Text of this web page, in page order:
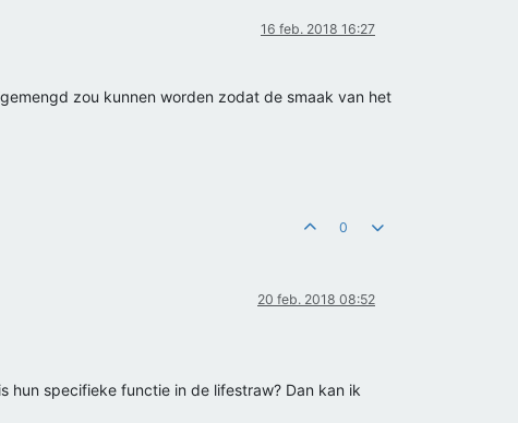
16 feb. 2018 16:27
zou kunnen worden zodat de smaak van het
0
20 feb. 2018 08:52
specifieke functie in de lifestraw? Dan kan ik